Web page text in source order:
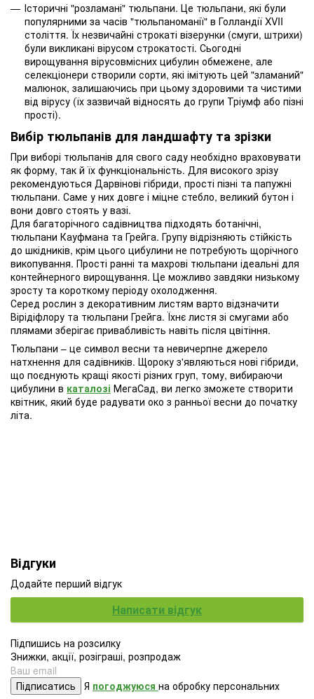
Історичні "розламані" тюльпани. Це тюльпани, які були
популярними за часів "тюльпаноманії" в Голландії XVII
століття. Їх незвичайні строкаті візерунки (смуги, штрихи)
були викликані вірусом строкатості. Сьогодні
вирощування вірусовмісних цибулин обмежене, але
селекціонери створили сорти, які імітують цей "зламаний"
малюнок, залишаючись при цьому здоровими та чистими
від вірусу (їх зазвичай відносять до групи Тріумф або пізні
прості).
Вибір тюльпанів для ландшафту та зрізки
При виборі тюльпанів для свого саду необхідно враховувати
як форму, так й їх функціональність. Для високого зрізу
рекомендуються Дарвінові гібриди, прості пізні та папужні
тюльпани. Саме у них довге і міцне стебло, великий бутон і
вони довго стоять у вазі.
Для багаторічного садівництва підходять ботанічні,
тюльпани Кауфмана та Грейга. Групу відрізняють стійкість
до шкідників, крім цього цибулини не потребують щорічного
викопування. Прості ранні та махрові тюльпани ідеальні для
контейнерного вирощування. Це можливо завдяки низькому
зросту та короткому періоду охолодження.
Серед рослин з декоративним листям варто відзначити
Вірідіфлору та тюльпани Грейга. Їхнє листя зі смугами або
плямами зберігає привабливість навіть після цвітіння.
Тюльпани – це символ весни та невичерпне джерело
натхнення для садівників. Щороку з'являються нові гібриди,
що поєднують кращі якості різних груп, тому, вибираючи
цибулини в каталозі МегаСад, ви легко зможете створити
квітник, який буде радувати око з ранньої весни до початку
літа.
Відгуки
Додайте перший відгук
Написати відгук
Підпишись на розсилку
Знижки, акції, розіграші, розпродаж
Підписатись Я погоджуюся на обробку персональних